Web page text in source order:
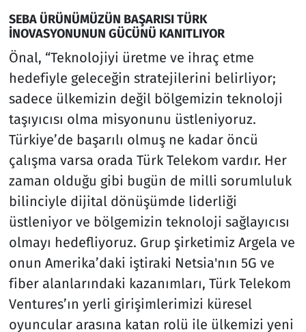
SEBA ÜRÜNÜMÜZÜN BAŞARISI TÜRK
İNOVASYONUNUN GÜCÜNÜ KANITLIYOR
Önal, “Teknolojiyi üretme ve ihraç etme
hedefiyle geleceğin stratejilerini belirliyor;
sadece ülkemizin değil bölgemizin teknoloji
taşıyıcısı olma misyonunu üstleniyoruz.
Türkiye’de başarılı olmuş ne kadar öncü
çalışma varsa orada Türk Telekom vardır. Her
zaman olduğu gibi bugün de milli sorumluluk
bilinciyle dijital dönüşümde liderliği
üstleniyor ve bölgemizin teknoloji sağlayıcısı
olmayı hedefliyoruz. Grup şirketimiz Argela ve
onun Amerika’daki iştiraki Netsia'nın 5G ve
fiber alanlarındaki kazanımları, Türk Telekom
Ventures’ın yerli girişimlerimizi küresel
oyuncular arasına katan rolü ile ülkemizi yeni